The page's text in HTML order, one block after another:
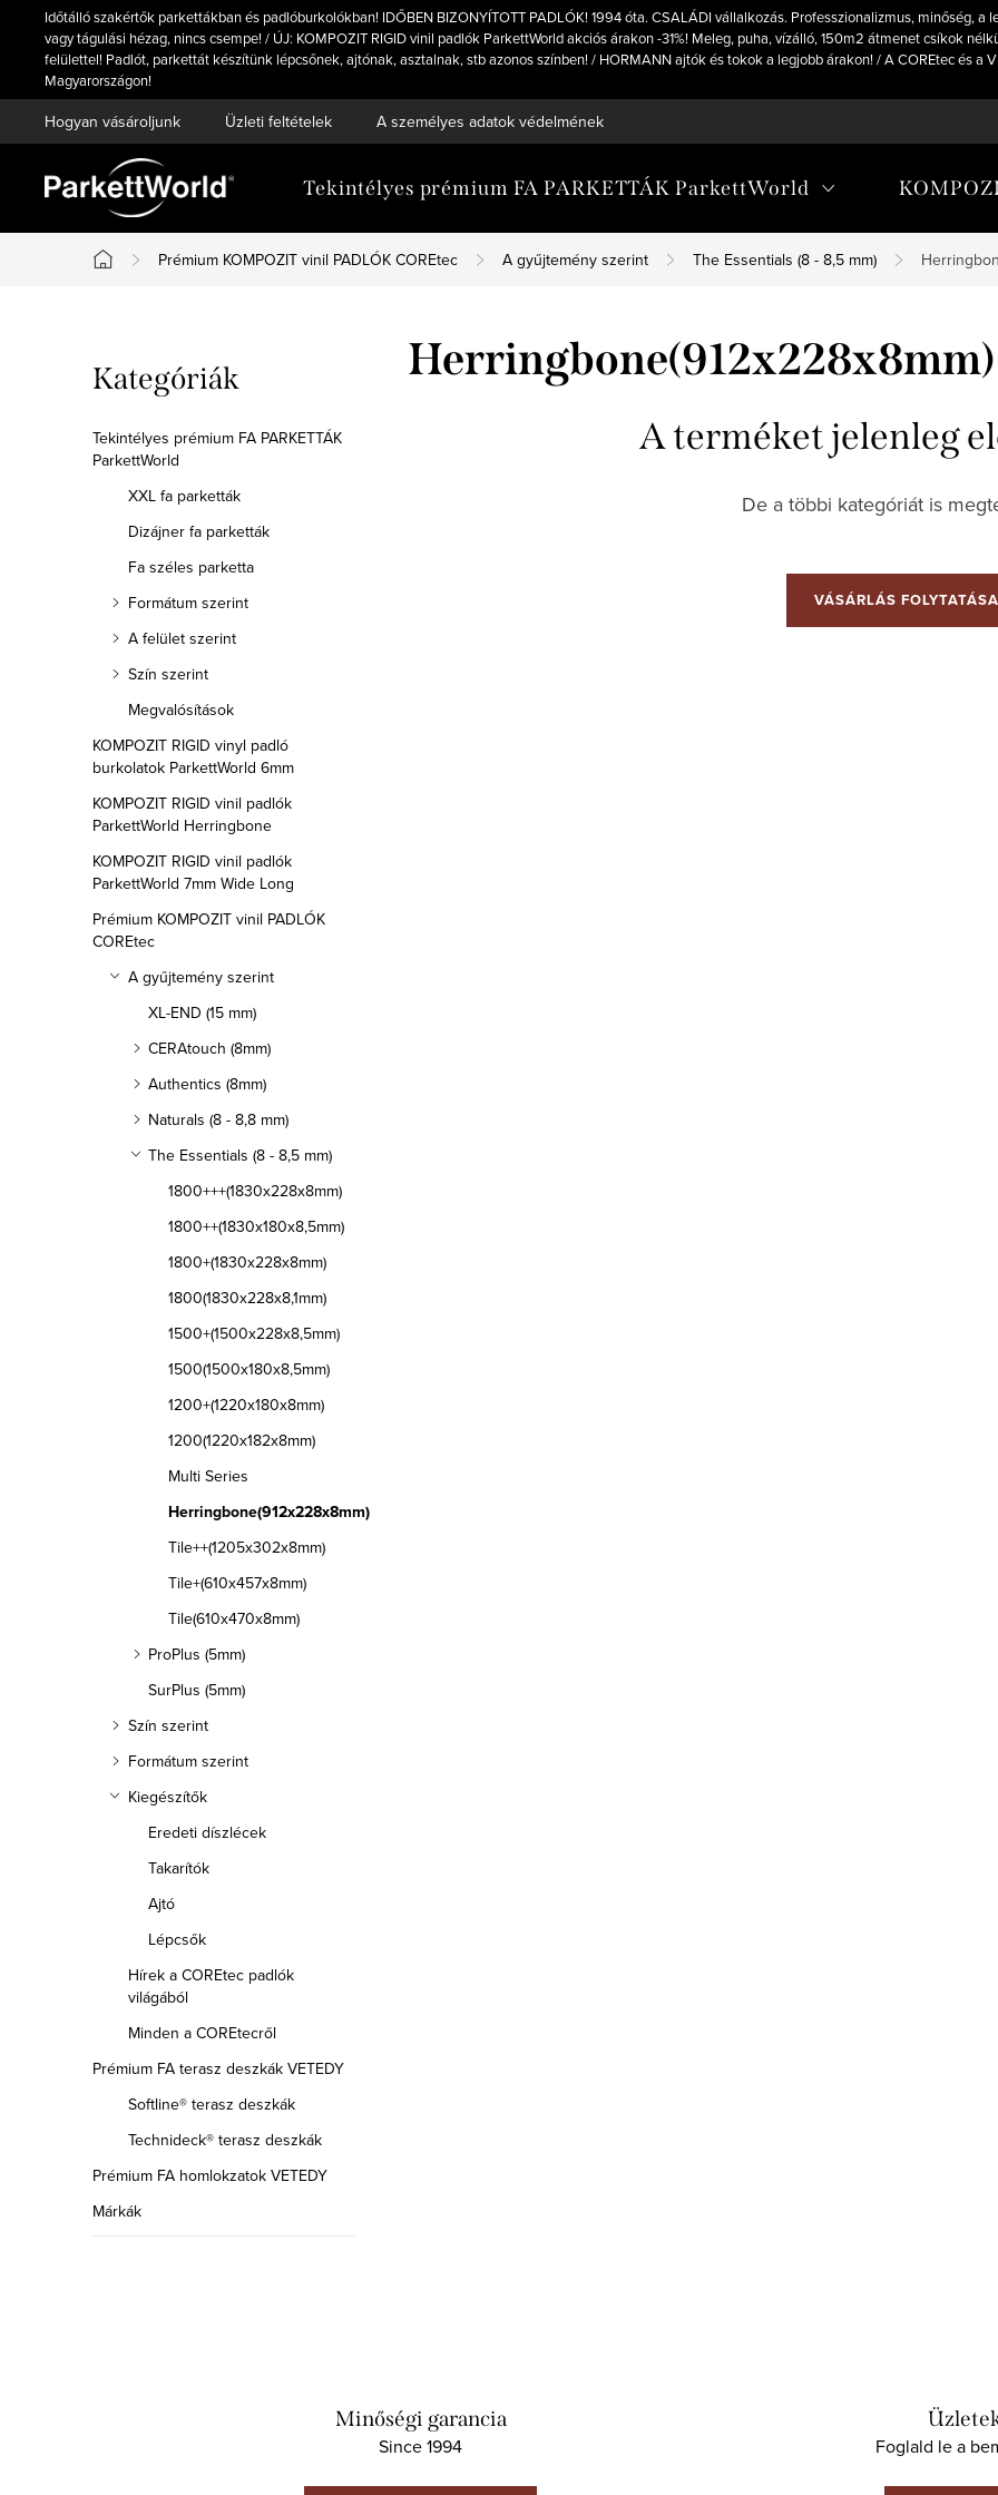
tartalomhoz
Időtálló szakértők parkettákban és padlóburkolókban! IDŐBEN BIZONYÍTOTT PADLÓK! 1994 óta. CSALÁDI vállalkozás. Professzionalizmus, minőség,
vagy tágulási hézag, nincs csempe! / ÚJ: KOMPOZIT RIGID vinil padlók ParkettWorld akciós árakon -31%! Meleg, puha, vízálló, 150m2 átmenet csíkok
felülettel! Padlót, parkettát készítünk lépcsőnek, ajtónak, asztalnak, stb azonos színben! / HORMANN ajtók és tokok a legjobb árakon! / A COREtec és a
Magyarországon!
Hogyan vásároljunk Üzleti feltételek A személyes adatok védelmének feltételei
Tekintélyes prémium FA PARKETTÁK ParkettWorld
Kezdőlap
Prémium KOMPOZIT vinil PADLÓK COREtec A gyűjtemény szerint The Essentials (8 - 8,5 mm)
l
d
a
n
e
l
Kategóriák
átugrása
Kategóriák
Tekintélyes prémium FA PARKETTÁK
ParkettWorld
XXL fa parketták
Dizájner fa parketták
Fa széles parketta
Formátum szerint
A felület szerint
Szín szerint
Megvalósítások
KOMPOZIT RIGID vinyl padló
burkolatok ParkettWorld 6mm
KOMPOZIT RIGID vinil padlók
ParkettWorld Herringbone
KOMPOZIT RIGID vinil padlók
ParkettWorld 7mm Wide Long
Prémium KOMPOZIT vinil PADLÓK
COREtec
A gyűjtemény szerint
XL-END (15 mm)
CERAtouch (8mm)
Authentics (8mm)
Naturals (8 - 8,8 mm)
The Essentials (8 - 8,5 mm)
1800+++(1830x228x8mm)
1800++(1830x180x8,5mm)
1800+(1830x228x8mm)
1800(1830x228x8,1mm)
1500+(1500x228x8,5mm)
1500(1500x180x8,5mm)
1200+(1220x180x8mm)
1200(1220x182x8mm)
Multi Series
Herringbone(912x228x8mm)
Tile++(1205x302x8mm)
Tile+(610x457x8mm)
Tile(610x470x8mm)
ProPlus (5mm)
SurPlus (5mm)
Szín szerint
Formátum szerint
Kiegészítők
Eredeti díszlécek
Takarítók
Ajtó
Lépcsők
Hírek a COREtec padlók
világából
Minden a COREtecről
Prémium FA terasz deszkák VETEDY
Softline® terasz deszkák
Technideck® terasz deszkák
Prémium FA homlokzatok VETEDY
Márkák
Herringbone(912x228x8mm)
A terméket jelenleg
De a többi kategóriát is
VÁSÁRLÁS FOLYTATÁSA
Minőségi garancia
Since 1994 Foglald le a